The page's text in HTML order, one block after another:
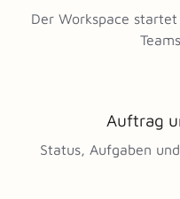
Der Workspace
Auftrag
Status, Aufgaben